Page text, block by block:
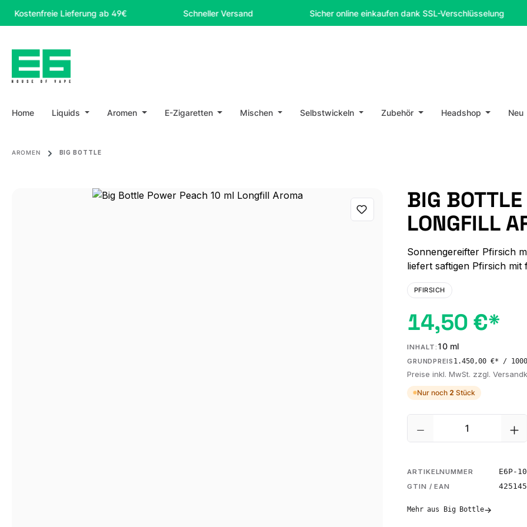
Hauptinhalt springen
Zur Suche springen
Zur Hauptnavigation springen
Lieferung ab 49€ Schneller Versand Sicher online einkaufen dank SSL-Verschlüsselung
Home Liquids Aromen E-Zigaretten Mischen Selbstwickeln Zubehör Headshop Neu
AROMEN BIG BOTTLE
Bildergalerie überspringen
BIG
LONGFILL
Sonnengereifter Pfirsich
liefert saftigen Pfirsich mit
PFIRSICH
14,50 €*
INHALT: 10 ml
GRUNDPREIS 1.450,00 €* /
Preise inkl. MwSt. zzgl.
Nur noch 2 Stück
Produkt Anzahl:
ARTIKELNUMMER E6P-
GTIN / EAN
Mehr aus Big Bottle→